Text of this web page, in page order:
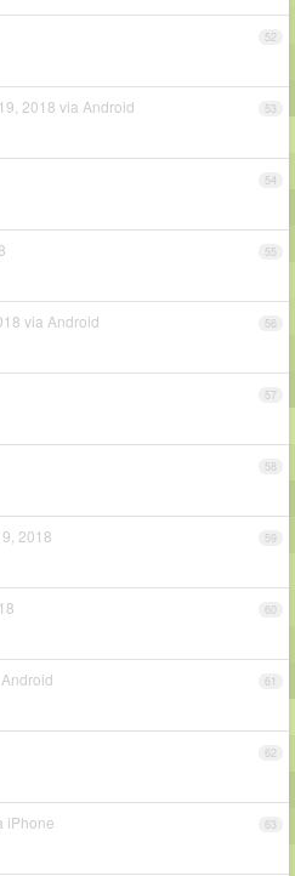
52
53
2018 via Android
54
55
56
via Android
57
58
59
2018
60
61
62
63
iPhone